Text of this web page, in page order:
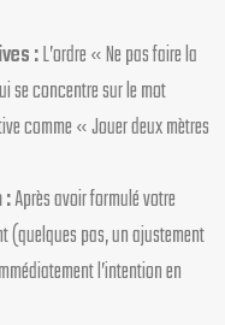
:L’ordre « Ne pas faire la
se concentre sur le mot
comme « Jouer deux mètres
:Après avoir formulé votre
(quelques pas, un ajustement
l’intention en